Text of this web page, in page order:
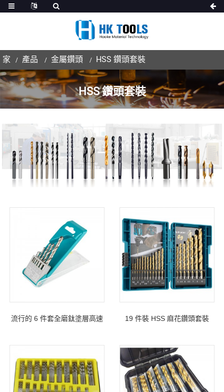
家 產品 金屬鑽頭 HSS 鑽頭套裝
HSS 鑽頭套裝
流行的 6 件套全磨鈦塗層高速 19 件裝 HSS 麻花鑽頭套裝